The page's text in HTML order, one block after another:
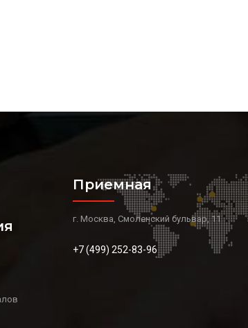
Приемная
г. Москва, Смоленский бульвар, 11
+7 (499) 252-83-96